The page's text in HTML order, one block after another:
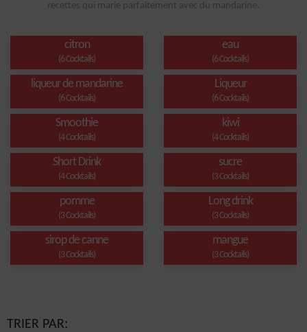
recettes qui marie parfaitement avec du mandarine.
citron
(6 Cocktails)
eau
(6 Cocktails)
liqueur de mandarine
(6 Cocktails)
Liqueur
(6 Cocktails)
Smoothie
(4 Cocktails)
kiwi
(4 Cocktails)
Short Drink
(4 Cocktails)
sucre
(3 Cocktails)
pomme
(3 Cocktails)
Long drink
(3 Cocktails)
sirop de canne
(3 Cocktails)
mangue
(3 Cocktails)
TRIER PAR: